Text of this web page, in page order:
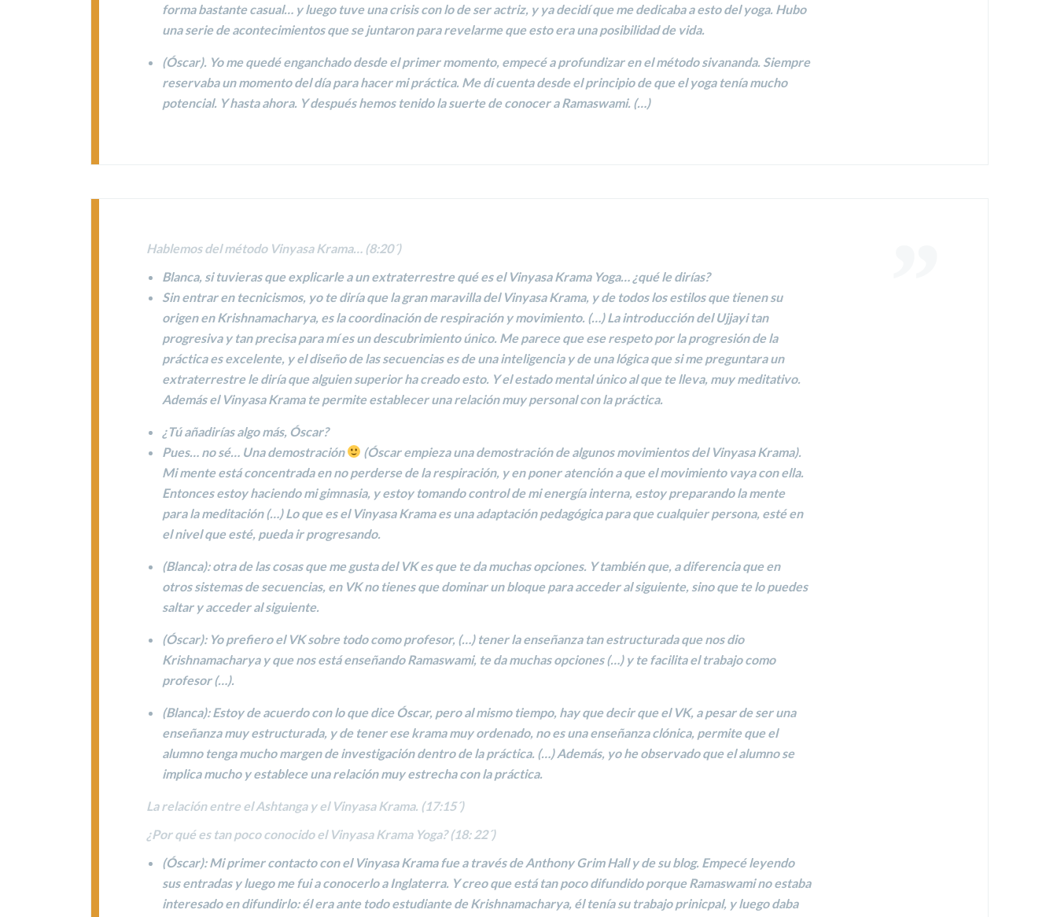
forma bastante casual… y luego tuve una crisis con lo de ser actriz, y ya decidí que me dedicaba a esto del yoga. Hubo
una serie de acontecimientos que se juntaron para revelarme que esto era una posibilidad de vida.
(Óscar). Yo me quedé enganchado desde el primer momento, empecé a profundizar en el método sivananda. Siempre
reservaba un momento del día para hacer mi práctica. Me di cuenta desde el principio de que el yoga tenía mucho
potencial. Y hasta ahora. Y después hemos tenido la suerte de conocer a Ramaswami. (…)
Hablemos del método Vinyasa Krama… (8:20´)
Blanca, si tuvieras que explicarle a un extraterrestre qué es el Vinyasa Krama Yoga… ¿qué le dirías?
Sin entrar en tecnicismos, yo te diría que la gran maravilla del Vinyasa Krama, y de todos los estilos que tienen su
origen en Krishnamacharya, es lacoordinación de respiración y movimiento. (…)La introducción delUjjayitan
progresiva y tan precisa para mí es un descubrimiento único. Me parece que eserespeto por la progresión de la
prácticaes excelente, y eldiseño de las secuenciases de unainteligenciay de unalógicaque si me preguntara un
extraterrestre le diría que alguien superior ha creado esto. Yel estado mental únicoal que te lleva, muy meditativo.
Además el Vinyasa Krama te permite estableceruna relación muy personal con la práctica.
¿Tú añadirías algo más, Óscar?
Pues… no sé… Una demostración
(Óscar empieza una demostración de algunos movimientos del Vinyasa Krama).
Mi mente está concentrada en no perderse de la respiración, y en poner atención a que el movimiento vaya con ella.
Entonces estoy haciendo mi gimnasia, y estoy tomandocontrol de mi energía interna, estoy preparando la mente
para la meditación (…) Lo que es el Vinyasa Krama es unaadaptación pedagógicapara que cualquier persona, esté en
el nivel que esté, pueda ir progresando.
(Blanca): otra de las cosas que me gusta del VK es que te da muchas opciones. Y también que, a diferencia que en
otros sistemas de secuencias, en VK no tienes que dominar un bloque para acceder al siguiente, sino que te lo puedes
saltar y acceder al siguiente.
(Óscar): Yo prefiero el VK sobre todo como profesor, (…) tener laenseñanzatanestructuradaque nos dio
Krishnamacharya y que nos está enseñando Ramaswami, te da muchas opciones (…) y te facilita el trabajo como
profesor (…).
(Blanca): Estoy de acuerdo con lo que dice Óscar, pero al mismo tiempo, hay que decir que el VK, a pesar de ser una
enseñanza muy estructurada, y de tener ese krama muy ordenado, no es una enseñanza clónica, permite que el
alumno tenga mucho margen de investigación dentro de la práctica. (…)Además, yo he observado queel alumno se
implica muchoy estableceuna relación muy estrecha con la práctica.
La relación entre el Ashtanga y el Vinyasa Krama. (17:15´)
¿Por qué es tan poco conocido el Vinyasa Krama Yoga? (18: 22´)
(Óscar): Mi primer contacto con el Vinyasa Krama fue a través deAnthony Grim Hally de su blog. Empecé leyendo
sus entradas y luego me fui a conocerlo a Inglaterra. Y creo que está tan poco difundido porqueRamaswami no estaba
interesado en difundirlo: él era ante todo estudiante de Krishnamacharya, él tenía su trabajo prinicpal, y luego daba